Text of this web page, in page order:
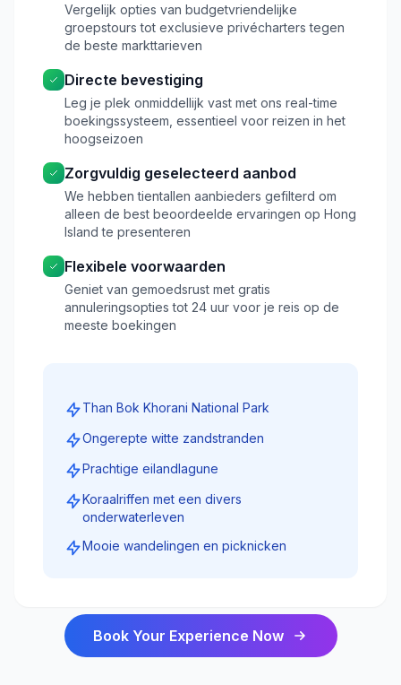
Vergelijk opties van budgetvriendelijke
groepstours tot exclusieve privécharters tegen
de beste markttarieven
Directe bevestiging
Leg je plek onmiddellijk vast met ons real-time
boekingssysteem, essentieel voor reizen in het
hoogseizoen
Zorgvuldig geselecteerd aanbod
We hebben tientallen aanbieders gefilterd om
alleen de best beoordeelde ervaringen op Hong
Island te presenteren
Flexibele voorwaarden
Geniet van gemoedsrust met gratis
annuleringsopties tot 24 uur voor je reis op de
meeste boekingen
Than Bok Khorani National Park
Ongerepte witte zandstranden
Prachtige eilandlagune
Koraalriffen met een divers
onderwaterleven
Mooie wandelingen en picknicken
Book Your Experience Now